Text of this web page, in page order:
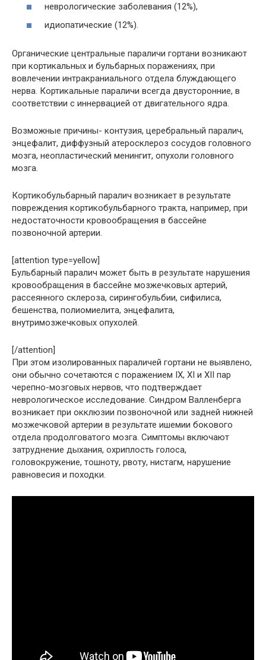
неврологические заболевания (12%),
идиопатические (12%).
Органические центральные параличи гортани возникают
при кортикальных и бульбарных поражениях, при
вовлечении интракраниального отдела блуждающего
нерва. Кортикальные параличи всегда двусторонние, в
соответствии с иннервацией от двигательного ядра.
Возможные причины- контузия, церебральный паралич,
энцефалит, диффузный атеросклероз сосудов головного
мозга, неопластический менингит, опухоли головного
мозга.
Кортикобульбарный паралич возникает в результате
повреждения кортикобульбарного тракта, например, при
недостаточности кровообращения в бассейне
позвоночной артерии.
[attention type=yellow]
Бульбарный паралич может быть в результате нарушения
кровообращения в бассейне мозжечковых артерий,
рассеянного склероза, сирингобульбии, сифилиса,
бешенства, полиомиелита, энцефалита,
внутримозжечковых опухолей.
[/attention]
При этом изолированных параличей гортани не выявлено,
они обычно сочетаются с поражением IX, XI и XII пар
черепно-мозговых нервов, что подтверждает
неврологическое исследование. Синдром Валленберга
возникает при окклюзии позвоночной или задней нижней
мозжечковой артерии в результате ишемии бокового
отдела продолговатого мозга. Симптомы включают
затруднение дыхания, охриплость голоса,
головокружение, тошноту, рвоту, нистагм, нарушение
равновесия и походки.